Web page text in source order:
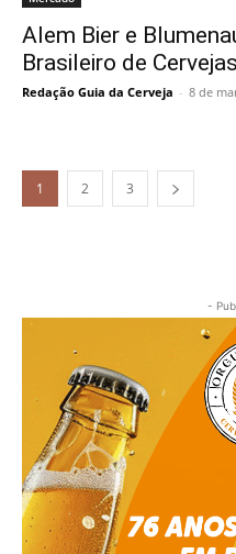
Alem Bier e
Brasileiro de Cervejas
Redação Guia da Cerveja - 8 de
1 2 3
-